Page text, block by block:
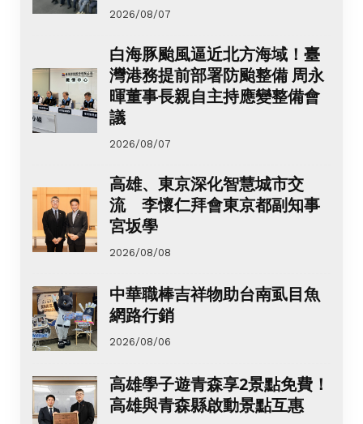
2026/08/07
白海豚颱風逼近北方海域！臺
灣港務提前部署防颱整備 周永
暉董事長親自主持應變整備會
議
2026/08/07
高雄、東京深化智慧城市交
流 李懷仁拜會東京都副知事
宮坂學
2026/08/08
中華職棒吉祥物助台南虱目魚
網路行銷
2026/08/06
高雄學子遊青森享2景點免費！
高雄與青森縣啟動景點互惠